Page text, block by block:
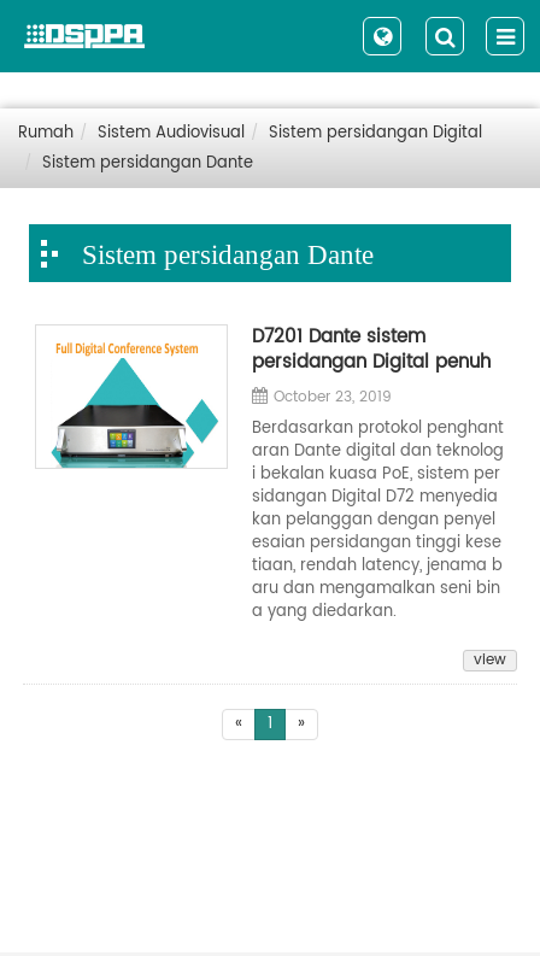
Rumah Sistem Audiovisual
Sistem persidangan Digital
Sistem persidangan Dante
Sistem persidangan Dante
D7201 Dante sistem
persidangan Digital penuh
October 23, 2019
Berdasarkan protokol penghant
aran Dante digital dan teknolog
i bekalan kuasa PoE, sistem per
sidangan Digital D72 menyedia
kan pelanggan dengan penyel
esaian persidangan tinggi kese
tiaan, rendah latency, jenama b
aru dan mengamalkan seni bin
a yang diedarkan.
view
« 1 »